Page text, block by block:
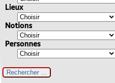
Lieux
Notions
Personnes